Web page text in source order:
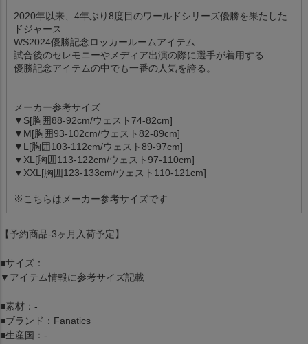
2020年以来、4年ぶり8度目のワールドシリーズ優勝を果たした
ドジャース
WS2024優勝記念ロッカールームアイテム
試合後のセレモニーやメディア出演の際に選手が着用する
優勝記念アイテムの中でも一番の人気を誇る。
メーカー参考サイズ
▼S[胸囲88-92cm/ウェスト74-82cm]
▼M[胸囲93-102cm/ウェスト82-89cm]
▼L[胸囲103-112cm/ウェスト89-97cm]
▼XL[胸囲113-122cm/ウェスト97-110cm]
▼XXL[胸囲123-133cm/ウェスト110-121cm]
※こちらはメーカー参考サイズです
【予約商品-3ヶ月入荷予定】
■サイズ：
▼アイテム情報に参考サイズ記載
■素材：-
■ブランド：Fanatics
■生産国：-